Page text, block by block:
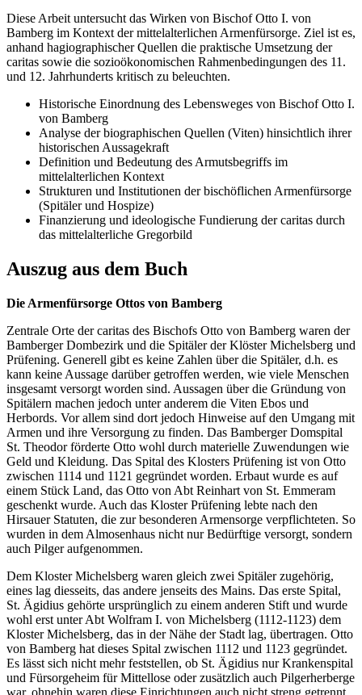
Diese Arbeit untersucht das Wirken von Bischof Otto I. von
Bamberg im Kontext der mittelalterlichen Armenfürsorge. Ziel ist es,
anhand hagiographischer Quellen die praktische Umsetzung der
caritas sowie die sozioökonomischen Rahmenbedingungen des 11.
und 12. Jahrhunderts kritisch zu beleuchten.
Historische Einordnung des Lebensweges von Bischof Otto I.
von Bamberg
Analyse der biographischen Quellen (Viten) hinsichtlich ihrer
historischen Aussagekraft
Definition und Bedeutung des Armutsbegriffs im
mittelalterlichen Kontext
Strukturen und Institutionen der bischöflichen Armenfürsorge
(Spitäler und Hospize)
Finanzierung und ideologische Fundierung der caritas durch
das mittelalterliche Gregorbild
Auszug aus dem Buch
Die Armenfürsorge Ottos von Bamberg
Zentrale Orte der caritas des Bischofs Otto von Bamberg waren der
Bamberger Dombezirk und die Spitäler der Klöster Michelsberg und
Prüfening. Generell gibt es keine Zahlen über die Spitäler, d.h. es
kann keine Aussage darüber getroffen werden, wie viele Menschen
insgesamt versorgt worden sind. Aussagen über die Gründung von
Spitälern machen jedoch unter anderem die Viten Ebos und
Herbords. Vor allem sind dort jedoch Hinweise auf den Umgang mit
Armen und ihre Versorgung zu finden. Das Bamberger Domspital
St. Theodor förderte Otto wohl durch materielle Zuwendungen wie
Geld und Kleidung. Das Spital des Klosters Prüfening ist von Otto
zwischen 1114 und 1121 gegründet worden. Erbaut wurde es auf
einem Stück Land, das Otto von Abt Reinhart von St. Emmeram
geschenkt wurde. Auch das Kloster Prüfening lebte nach den
Hirsauer Statuten, die zur besonderen Armensorge verpflichteten. So
wurden in dem Almosenhaus nicht nur Bedürftige versorgt, sondern
auch Pilger aufgenommen.
Dem Kloster Michelsberg waren gleich zwei Spitäler zugehörig,
eines lag diesseits, das andere jenseits des Mains. Das erste Spital,
St. Ägidius gehörte ursprünglich zu einem anderen Stift und wurde
wohl erst unter Abt Wolfram I. von Michelsberg (1112-1123) dem
Kloster Michelsberg, das in der Nähe der Stadt lag, übertragen. Otto
von Bamberg hat dieses Spital zwischen 1112 und 1123 gegründet.
Es lässt sich nicht mehr feststellen, ob St. Ägidius nur Krankenspital
und Fürsorgeheim für Mittellose oder zusätzlich auch Pilgerherberge